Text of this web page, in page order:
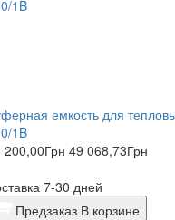
емкость для
1B
200,00Грн 49 068,73Грн
7-30 дней
Предзаказ В корзине